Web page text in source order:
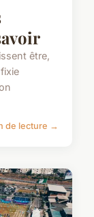
être,
de lecture →